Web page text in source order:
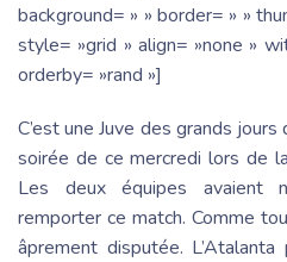
background= » » border= » »
style= »grid » align= »none »
orderby= »rand »]
C’est une Juve des grands
soirée de ce mercredi lors de
Les deux équipes avaient
remporter ce match. Comme
âprement disputée.